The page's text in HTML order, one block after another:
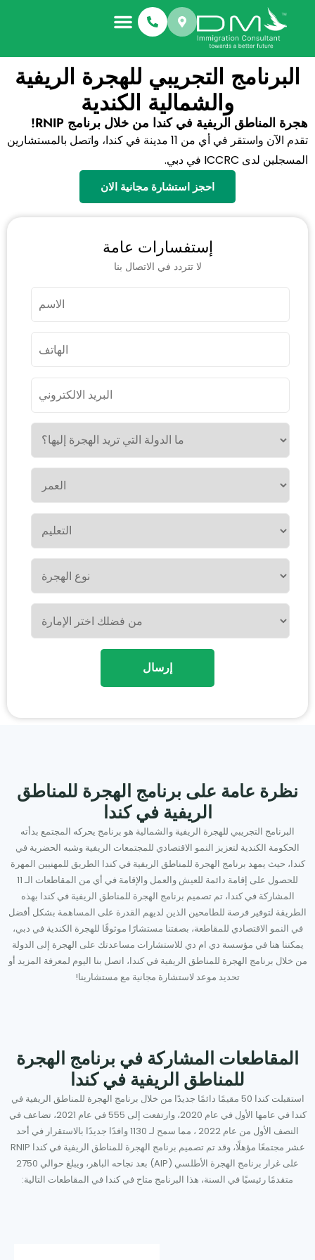
البرنامج التجريبي للهجرة الريفية
والشمالية الكندية
هجرة المناطق الريفية في كندا من خلال برنامج RNIP!
تقدم الآن واستقر في أي من 11 مدينة في كندا، واتصل بالمستشارين
المسجلين لدى ICCRC في دبي.
احجز استشارة مجانية الان
إستفسارات عامة
لا تتردد في الاتصال بنا
نظرة عامة على برنامج الهجرة للمناطق
الريفية في كندا
البرنامج التجريبي للهجرة الريفية والشمالية هو برنامج يحركه المجتمع بدأته
الحكومة الكندية لتعزيز النمو الاقتصادي للمجتمعات الريفية وشبه الحضرية في
كندا، حيث يمهد برنامج الهجرة للمناطق الريفية في كندا الطريق للمهنيين المهرة
للحصول على إقامة دائمة للعيش والعمل والإقامة في أي من المقاطعات الـ 11
المشاركة في كندا، تم تصميم برنامج الهجرة للمناطق الريفية في كندا بهذه
الطريقة لتوفير فرصة للطامحين الذين لديهم القدرة على المساهمة بشكل أفضل
في النمو الاقتصادي للمقاطعة، بصفتنا مستشارًا موثوقًا للهجرة الكندية في دبي،
يمكننا هنا في مؤسسة دي ام دي للاستشارات مساعدتك على الهجرة إلى الدولة
من خلال برنامج الهجرة للمناطق الريفية في كندا، اتصل بنا اليوم لمعرفة المزيد أو
تحديد موعد لاستشارة مجانية مع مستشارينا!
المقاطعات المشاركة في برنامج الهجرة
للمناطق الريفية في كندا
استقبلت كندا 50 مقيمًا دائمًا جديدًا من خلال برنامج الهجرة للمناطق الريفية في
كندا في عامها الأول في عام 2020، وارتفعت إلى 555 في عام 2021، تضاعف في
النصف الأول من عام 2022 ، مما سمح لـ 1130 وافدًا جديدًا بالاستقرار في أحد
عشر مجتمعًا مؤهلًا، وقد تم تصميم برنامج الهجرة للمناطق الريفية في كندا RNIP
على غرار برنامج الهجرة الأطلسي (AIP) بعد نجاحه الباهر، ويبلغ حوالي 2750
متقدمًا رئيسيًا في السنة، هذا البرنامج متاح في كندا في المقاطعات التالية: